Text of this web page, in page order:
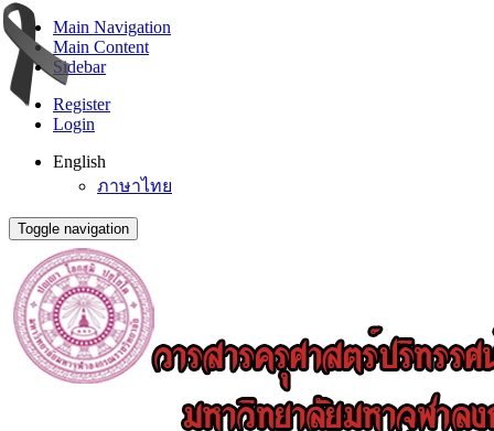
Main Navigation
Main Content
Sidebar
Register
Login
English
ภาษาไทย
Toggle navigation